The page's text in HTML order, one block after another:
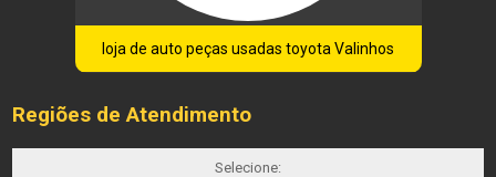
loja de auto peças usadas toyota Valinhos
Regiões de Atendimento
Selecione: